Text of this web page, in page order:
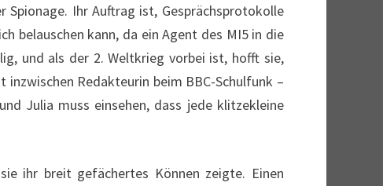
Ihr Auftrag ist, Gesprächsprotokolle
belauschen kann, da ein Agent des MI5 in die
und als der 2. Weltkrieg vorbei ist, hofft sie,
Redakteurin beim BBC-Schulfunk –
Julia muss einsehen, dass jede klitzekleine
ihr breit gefächertes Können zeigte. Einen